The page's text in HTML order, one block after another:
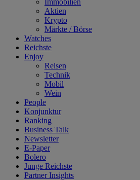
Aktien
Krypto
Märkte / Börse
Watches
Reichste
Enjoy
Reisen
Technik
Mobil
Wein
People
Konjunktur
Ranking
Business Talk
Newsletter
E-Paper
Bolero
Junge Reichste
Partner Insights